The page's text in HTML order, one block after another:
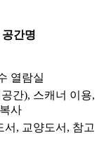
공간명
열람실
간), 스캐너 이용,
사
서, 교양도서, 참고